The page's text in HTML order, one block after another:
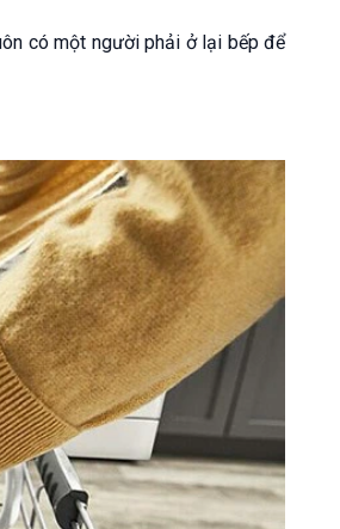
có một người phải ở lại bếp để